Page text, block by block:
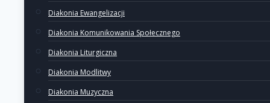
Diakonia Ewangelizacji
Diakonia Komunikowania Społecznego
Diakonia Liturgiczna
Diakonia Modlitwy
Diakonia Muzyczna